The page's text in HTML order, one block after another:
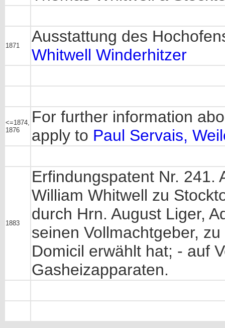
1871
Ausstattung des
Whitwell Winderhitzer
<=1874,
1876
For further information
apply to Paul Servais,
1883
Erfindungspatent Nr. 241.
William Whitwell zu
durch Hrn. August Liger,
seinen Vollmachtgeber,
Domicil erwählt hat; - auf
Gasheizapparaten.